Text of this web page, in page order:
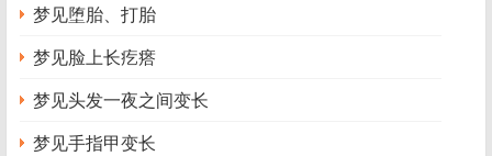
梦见堕胎、打胎
梦见脸上长疙瘩
梦见头发一夜之间变长
梦见手指甲变长